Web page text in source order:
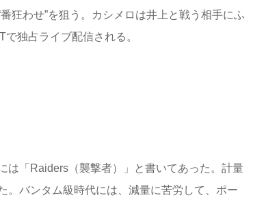
狂わせ”を狙う。カシメロは井上と戦う相手にふ
独占ライブ配信される。
「Raiders（襲撃者）」と書いてあった。計量
。バンタム級時代には、減量に苦労して、ポー